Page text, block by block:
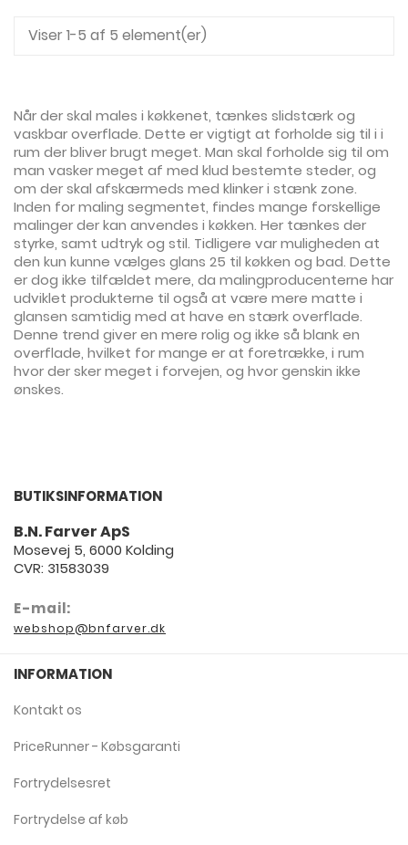
Viser 1-5 af 5 element(er)
Når der skal males i køkkenet, tænkes slidstærk og
vaskbar overflade. Dette er vigtigt at forholde sig til i i
rum der bliver brugt meget. Man skal forholde sig til om
man vasker meget af med klud bestemte steder, og
om der skal afskærmeds med klinker i stænk zone.
Inden for maling segmentet, findes mange forskellige
malinger der kan anvendes i køkken. Her tænkes der
styrke, samt udtryk og stil. Tidligere var muligheden at
den kun kunne vælges glans 25 til køkken og bad. Dette
er dog ikke tilfældet mere, da malingproducenterne har
udviklet produkterne til også at være mere matte i
glansen samtidig med at have en stærk overflade.
Denne trend giver en mere rolig og ikke så blank en
overflade, hvilket for mange er at foretrække, i rum
hvor der sker meget i forvejen, og hvor genskin ikke
ønskes.
BUTIKSINFORMATION
B.N. Farver ApS
Mosevej 5, 6000 Kolding
CVR: 31583039
E-mail:
webshop@bnfarver.dk
INFORMATION
Kontakt os
PriceRunner - Købsgaranti
Fortrydelsesret
Fortrydelse af køb